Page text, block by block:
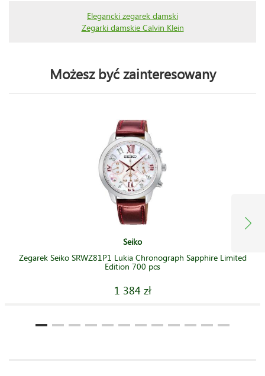
Elegancki zegarek damski
Zegarki damskie Calvin Klein
Możesz być zainteresowany
Seiko
Zegarek Seiko SRWZ81P1 Lukia Chronograph Sapphire Limited
Edition 700 pcs
1 384 zł